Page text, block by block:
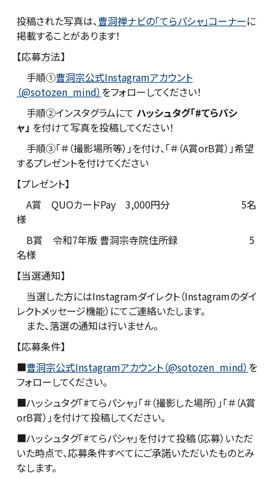
投稿された写真は、曹洞禅ナビの「てらパシャ」コーナーに
掲載することがあります！
【応募方法】
手順①曹洞宗公式Instagramアカウント
（@sotozen_mind） をフォローしてください！
手順②インスタグラムにて ハッシュタグ「#てらパシ
ャ」 を付けて写真を投稿してください！
手順③「＃（撮影場所等）」を付け、「＃（A賞orB賞）」希望
するプレゼントを付けてください
【プレゼント】
A賞 QUOカードPay 3,000円分 5名
様
B賞 令和7年版 曹洞宗寺院住所録 5
名様
【当選通知】
当選した方にはInstagramダイレクト（Instagramのダイ
レクトメッセージ機能）にてご連絡いたします。
また、落選の通知は行いません。
【応募条件】
■曹洞宗公式Instagramアカウント（@sotozen_mind） を
フォローしてください。
■ハッシュタグ「#てらパシャ」「＃（撮影した場所）」「＃（A賞
orB賞）」を付けて投稿してください。
■ハッシュタグ「#てらパシャ」を付けて投稿（応募）いただ
いた時点で、応募条件すべてにご承諾いただいたものとみ
なします。